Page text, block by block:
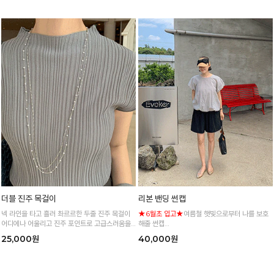
더블 진주 목걸이
넥 라인을 타고 흘러 촤르르한 두줄 진주 목걸이
어디에나 어울리고 진주 포인트로 고급스러움을
25,000원
리본 밴딩 썬캡
★6월초 입고★여름철 햇빛으로부터 나를 보호
해줄 썬캡
리본 디테일로 단번에 여성스러운 분위기 연출♡
40,000원